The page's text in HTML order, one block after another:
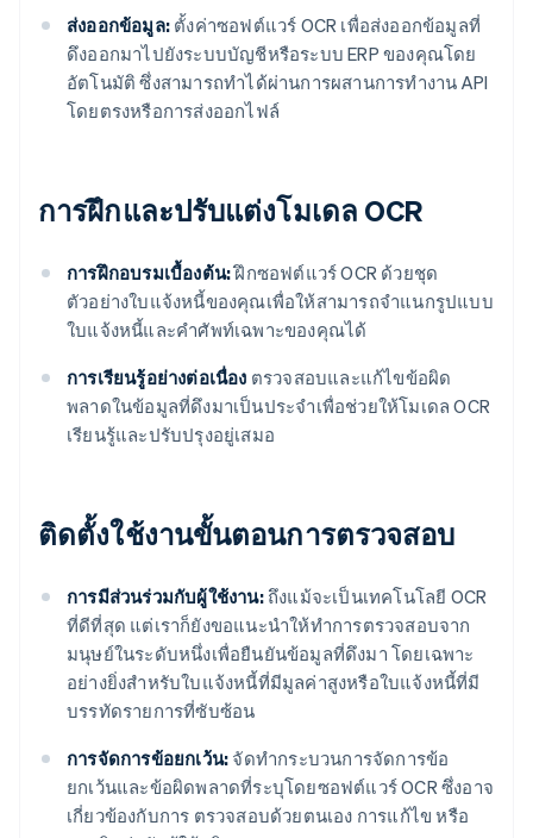
ส่งออกข้อมูล: ตั้งค่าซอฟต์แวร์ OCR เพื่อส่งออกข้อมูลที่
ดึงออกมาไปยังระบบบัญชีหรือระบบ ERP ของคุณโดย
อัตโนมัติ ซึ่งสามารถทําได้ผ่านการผสานการทํางาน API
โดยตรงหรือการส่งออกไฟล์
การฝึกและปรับแต่งโมเดล OCR
การฝึกอบรมเบื้องต้น:ฝึกซอฟต์แวร์ OCR ด้วยชุด
ตัวอย่างใบแจ้งหนี้ของคุณเพื่อให้สามารถจําแนกรูปแบบ
ใบแจ้งหนี้และคําศัพท์เฉพาะของคุณได้
การเรียนรู้อย่างต่อเนื่อง ตรวจสอบและแก้ไขข้อผิด
พลาดในข้อมูลที่ดึงมาเป็นประจําเพื่อช่วยให้โมเดล OCR
เรียนรู้และปรับปรุงอยู่เสมอ
ติดตั้งใช้งานขั้นตอนการตรวจสอบ
การมีส่วนร่วมกับผู้ใช้งาน:ถึงแม้จะเป็นเทคโนโลยี OCR
ที่ดีที่สุด แต่เราก็ยังขอแนะนําให้ทําการตรวจสอบจาก
มนุษย์ในระดับหนึ่งเพื่อยืนยันข้อมูลที่ดึงมา โดยเฉพาะ
อย่างยิ่งสําหรับใบแจ้งหนี้ที่มีมูลค่าสูงหรือใบแจ้งหนี้ที่มี
บรรทัดรายการที่ซับซ้อน
การจัดการข้อยกเว้น: จัดทํากระบวนการจัดการข้อ
ยกเว้นและข้อผิดพลาดที่ระบุโดยซอฟต์แวร์ OCR ซึ่งอาจ
เกี่ยวข้องกับการ ตรวจสอบด้วยตนเอง การแก้ไข หรือ